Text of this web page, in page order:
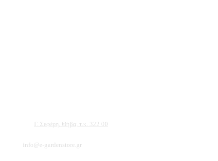
Γ. Σεφέρη, Θήβα, τ.κ. 322 00
info@e-gardenstore.gr